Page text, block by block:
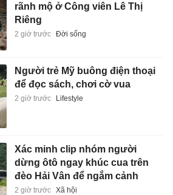
rãnh mộ ở Công viên Lê Thị
Riêng
2 giờ trước Đời sống
Người trẻ Mỹ buông điện thoại
để đọc sách, chơi cờ vua
2 giờ trước Lifestyle
Xác minh clip nhóm người
dừng ôtô ngay khúc cua trên
đèo Hải Vân để ngắm cảnh
2 giờ trước Xã hội